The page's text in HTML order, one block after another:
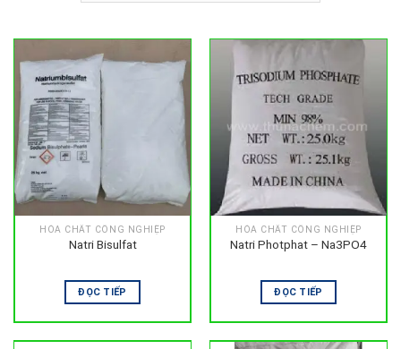
HÓA CHẤT CÔNG NGHIỆP
Natri Bisulfat
ĐỌC TIẾP
HÓA CHẤT CÔNG NGHIỆP
Natri Photphat – Na3PO4
ĐỌC TIẾP